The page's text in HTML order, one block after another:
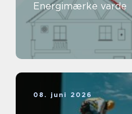
Energimærke varde
08. juni 2026